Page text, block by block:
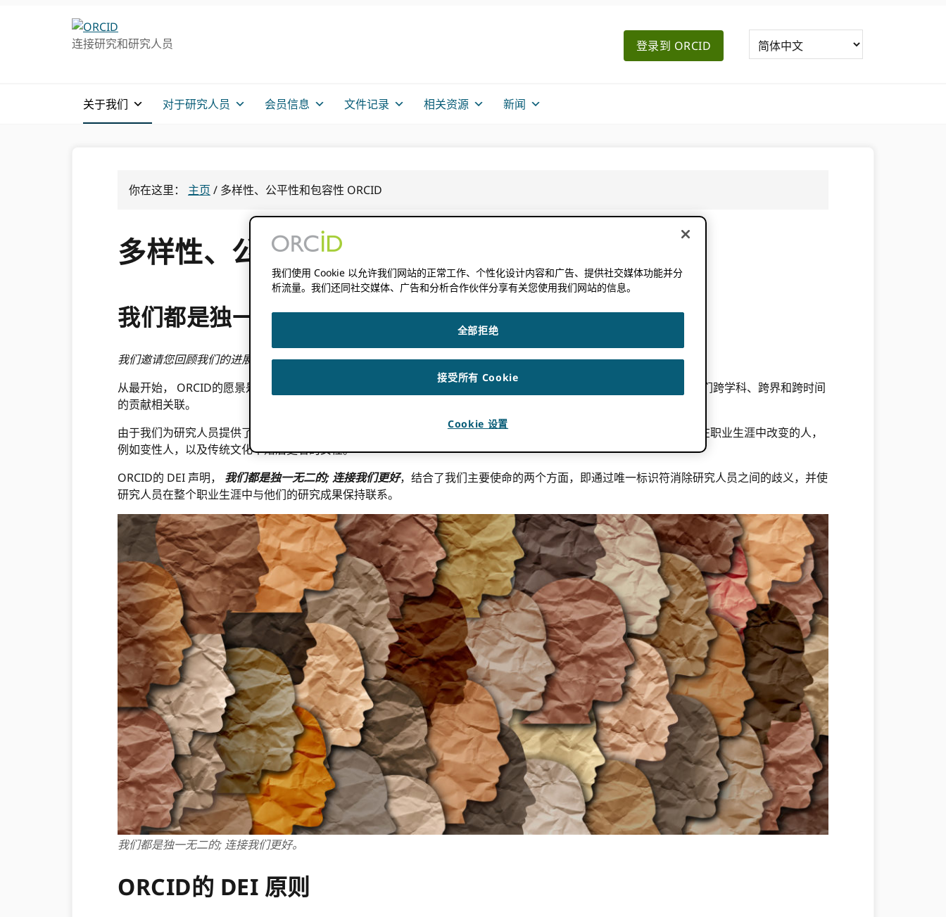
连接研究和研究人员 登录到 ORCID
关于我们 对于研究人员 会员信息 文件记录 相关资源 新闻
你在这里： 主页 / 多样性、公平性和包容性 ORCID
多样性、公平性和包容性 ORCID
我们都是独一无二的; 连接我们更好
我们邀请您回顾我们的进展 当前的 DEI 举措.
从最开始， ORCID的愿景是一个包容性的愿景：一个世界
参与研究、奖学金和创新活动的人被独特地识别并与他们跨学科、跨界和跨时间
的贡献相关联。
由于我们为研究人员提供了与姓名无关的个人标识符， ORCID 从本质上讲，鼓励包容性和公平对待那些名字更有可能在职业生涯中改变的人，
例如变性人，以及传统文化中婚后更名的女性。
ORCID的 DEI 声明， 我们都是独一无二的; 连接我们更好，结合了我们主要使命的两个方面，即通过唯一标识符消除研究人员之间的歧义，并使
研究人员在整个职业生涯中与他们的研究成果保持联系。
我们都是独一无二的; 连接我们更好。
ORCID的 DEI 原则
我们使用 Cookie 以允许我们网站的正常工作、个性化设计内容和广告、提供社交媒体功能并分
析流量。我们还同社交媒体、广告和分析合作伙伴分享有关您使用我们网站的信息。
全部拒绝
接受所有 Cookie
Cookie 设置